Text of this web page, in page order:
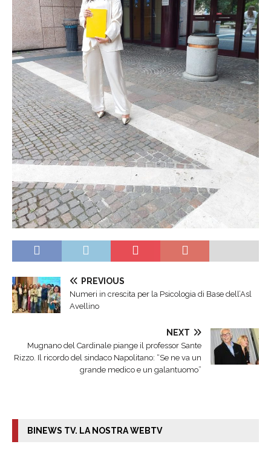
PREVIOUS
Numeri in crescita per la Psicologia di Base dell’Asl
Avellino
NEXT
Mugnano del Cardinale piange il professor Sante
Rizzo. Il ricordo del sindaco Napolitano: “Se ne va un
grande medico e un galantuomo”
BINEWS TV. LA NOSTRA WEBTV